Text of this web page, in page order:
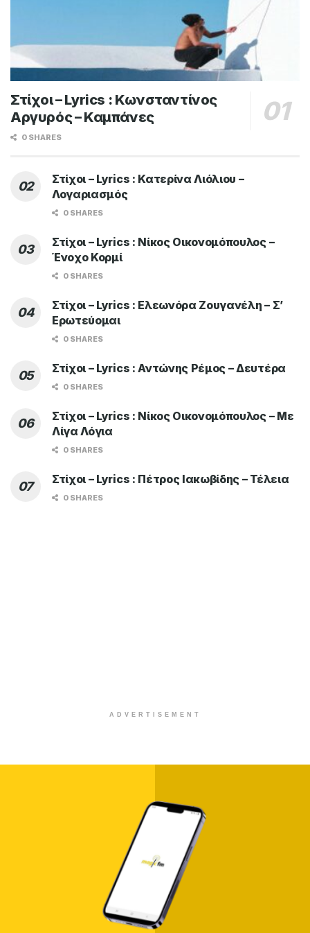
Στίχοι – Lyrics : Κωνσταντίνος
Αργυρός – Καμπάνες
0 SHARES
Στίχοι – Lyrics : Κατερίνα Λιόλιου –
Λογαριασμός
0 SHARES
Στίχοι – Lyrics : Νίκος Οικονομόπουλος –
Ένοχο Κορμί
0 SHARES
Στίχοι – Lyrics : Ελεωνόρα Ζουγανέλη – Σ’
Ερωτεύομαι
0 SHARES
Στίχοι – Lyrics : Αντώνης Ρέμος – Δευτέρα
0 SHARES
Στίχοι – Lyrics : Νίκος Οικονομόπουλος – Με
Λίγα Λόγια
0 SHARES
Στίχοι – Lyrics : Πέτρος Ιακωβίδης – Τέλεια
0 SHARES
ADVERTISEMENT